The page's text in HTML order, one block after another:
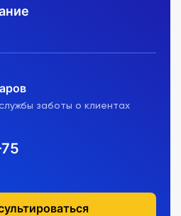
заботы о клиентах